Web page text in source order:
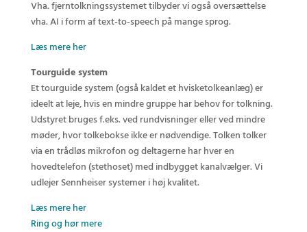
Vha. fjerntolkningssystemet tilbyder vi også oversættelse
vha. AI i form af text-to-speech på mange sprog.
Læs mere her
Tourguide system
Et tourguide system (også kaldet et hvisketolkeanlæg) er
ideelt at leje, hvis en mindre gruppe har behov for tolkning.
Udstyret bruges f.eks. ved rundvisninger eller ved mindre
møder, hvor tolkebokse ikke er nødvendige. Tolken tolker
via en trådløs mikrofon og deltagerne har hver en
hovedtelefon (stethoset) med indbygget kanalvælger. Vi
udlejer Sennheiser systemer i høj kvalitet.
Læs mere her
Ring og hør mere